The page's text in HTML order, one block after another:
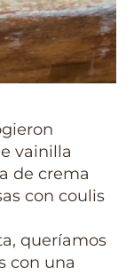
vainilla
de crema
con coulis
queríamos
con una